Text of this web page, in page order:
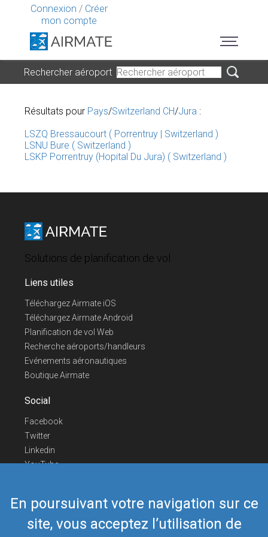
Connexion / Créer
mon compte
En poursuivant votre navigation sur ce
site, vous acceptez l’utilisation de
Rechercher aéroport
Résultats pour Pays/Switzerland CH/Jura :
LSZQ Bressaucourt ( Porrentruy | Switzerland )
LSNU Bure ( Switzerland )
LSKP Porrentruy (Hopital Du Jura) ( Switzerland )
Solutions de planification de vol
Liens utiles
Téléchargez Airmate iOS
Téléchargez Airmate Android
Planification de vol Web
Recherche aéroports/handleurs
Evénements aéronautiques
Boutique Airmate
Social
Facebook
Twitter
Linkedin
YouTube
Nous contacter
Téléphone Europe+352 26441835